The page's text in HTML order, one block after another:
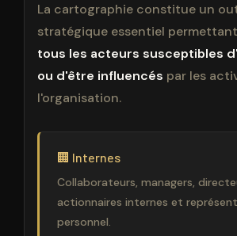
La cartographie constitue un
stratégique essentiel
tous les acteurs susceptibles
ou d'être influencés par les
l'organisation.
🏢 Internes
Collaborateurs, managers,
actionnaires internes et
personnel.